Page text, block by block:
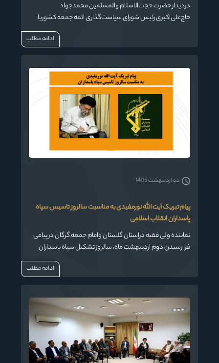
دردیدار حضرت حجت‌الاسلام والمسلمین محمدجواد
حاج‌علی‌اکبری رئیس شورای سیاست‌گذاری ائمه جمعه کشوربا
ادامه مطلب
پیام تبریک آیت الله نورمفیدی به مناسبت سالروز تاسیس سپاه
پاسداران انقلاب اسلامی
نماینده ولی فقیه دراستان گلستان وامام جمعه گرگان در پیامی
فرا رسیدن دوم اردیبهشت ماه، سالروز تشکیل سپاه پاسداران
دو اردیبهشت 1405
ادامه مطلب